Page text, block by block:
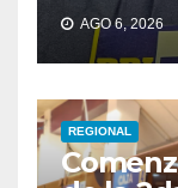
AGO 6, 2026
REGIONAL